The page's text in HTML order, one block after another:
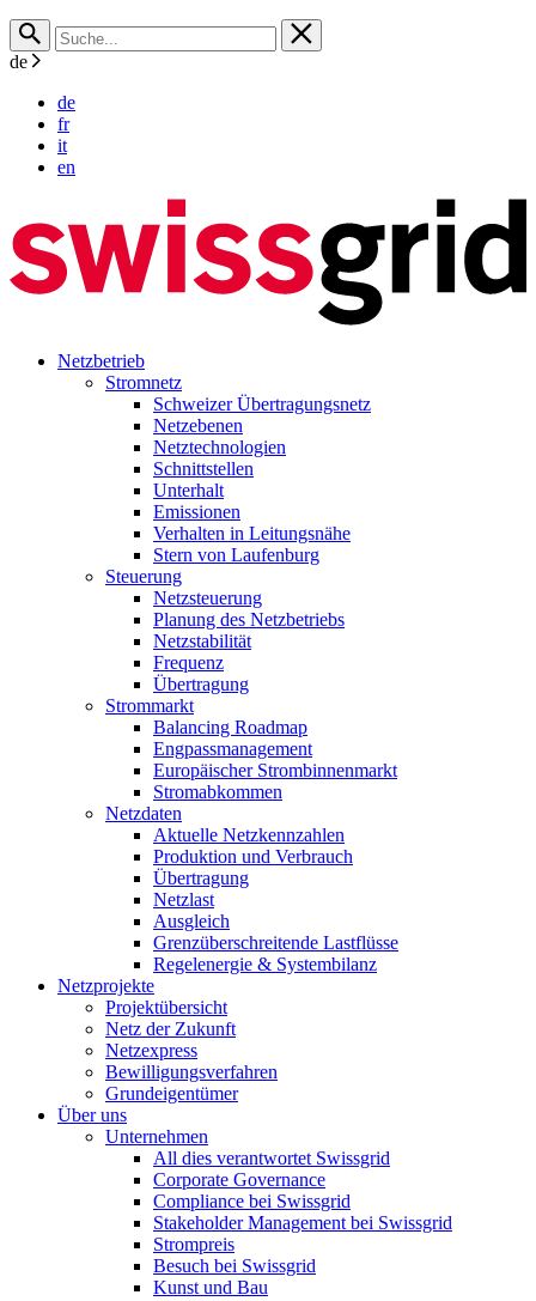
de
de
fr
it
en
Netzbetrieb
Stromnetz
Schweizer Übertragungsnetz
Netzebenen
Netztechnologien
Schnittstellen
Unterhalt
Emissionen
Verhalten in Leitungsnähe
Stern von Laufenburg
Steuerung
Netzsteuerung
Planung des Netzbetriebs
Netzstabilität
Frequenz
Übertragung
Strommarkt
Balancing Roadmap
Engpassmanagement
Europäischer Strombinnenmarkt
Stromabkommen
Netzdaten
Aktuelle Netzkennzahlen
Produktion und Verbrauch
Übertragung
Netzlast
Ausgleich
Grenzüberschreitende Lastflüsse
Regelenergie & Systembilanz
Netzprojekte
Projektübersicht
Netz der Zukunft
Netzexpress
Bewilligungsverfahren
Grundeigentümer
Über uns
Unternehmen
All dies verantwortet Swissgrid
Corporate Governance
Compliance bei Swissgrid
Stakeholder Management bei Swissgrid
Strompreis
Besuch bei Swissgrid
Kunst und Bau